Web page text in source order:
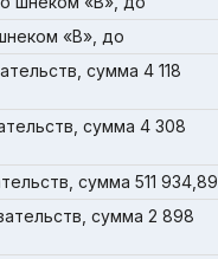
«В», до
сумма 4 118
сумма 4 308
сумма 511 934,89
сумма 2 898